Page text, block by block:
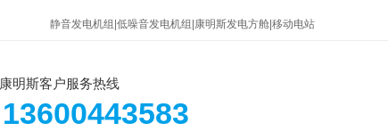
静音发电机组|低噪音发电机组|康明斯发电方舱|移动电站
康明斯客户服务热线
13600443583